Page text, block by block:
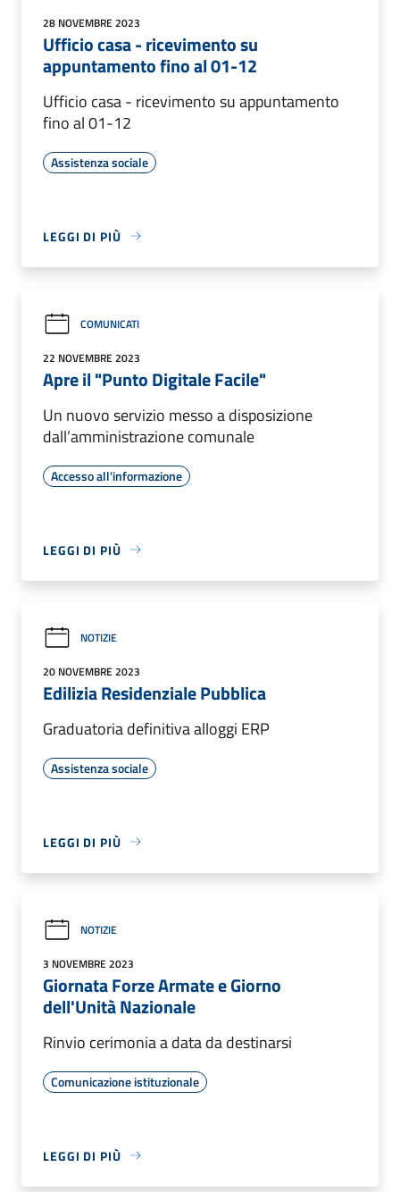
28 NOVEMBRE 2023
Ufficio casa - ricevimento su
appuntamento fino al 01-12
Ufficio casa - ricevimento su appuntamento
fino al 01-12
Assistenza sociale
LEGGI DI PIÙ
COMUNICATI
22 NOVEMBRE 2023
Apre il "Punto Digitale Facile"
Un nuovo servizio messo a disposizione
dall’amministrazione comunale
Accesso all'informazione
LEGGI DI PIÙ
NOTIZIE
20 NOVEMBRE 2023
Edilizia Residenziale Pubblica
Graduatoria definitiva alloggi ERP
Assistenza sociale
LEGGI DI PIÙ
NOTIZIE
3 NOVEMBRE 2023
Giornata Forze Armate e Giorno
dell'Unità Nazionale
Rinvio cerimonia a data da destinarsi
Comunicazione istituzionale
LEGGI DI PIÙ